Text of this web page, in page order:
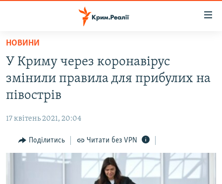
Перейти
основного
матеріалу
Перейти
до
основної
Перейти
до
пошуку
ВОДА.КРИМ
ВІДЕО ТА ФОТО
БЛОГИ
ПОГЛЯД
ІНТЕРВ'Ю
НОВИНИ
У Криму через коронавірус
змінили правила для прибулих на
півострів
17 квітень 2021, 20:04
Поділитись Читати без VPN